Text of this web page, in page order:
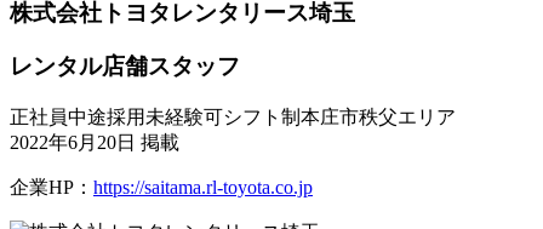
株式会社トヨタレンタリース埼玉
レンタル店舗スタッフ
正社員中途採用 未経験可シフト制 本庄市秩父エリア
2022年6月20日 掲載
企業HP： https://saitama.rl-toyota.co.jp